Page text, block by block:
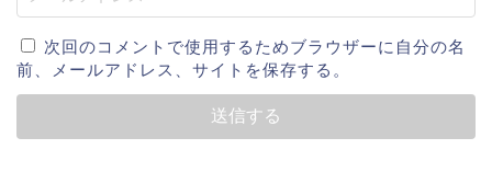
次回のコメントで使用するためブラウザーに自分の名
前、メールアドレス、サイトを保存する。